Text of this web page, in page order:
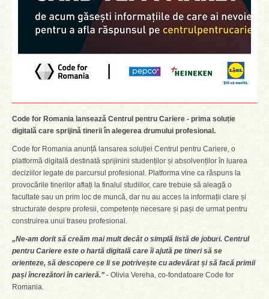
Code for Romania lansează Centrul pentru Cariere - prima soluție
digitală care sprijină tinerii în alegerea drumului profesional.
Code for Romania anunță lansarea soluției Centrul pentru Cariere, o
platformă digitală destinată sprijinirii studenților și absolvenților în luarea
deciziilor legate de parcursul profesional. Platforma vine ca răspuns la
provocările tinerilor aflați la finalul studiilor, care trebuie să aleagă o
facultate sau un prim loc de muncă, dar nu au acces la informații clare și
structurate despre profesii, competențe necesare și pași de urmat pentru
construirea unui traseu profesional.
„Ne-am dorit să creăm mai mult decât o simplă listă de joburi. Centrul
pentru Cariere este o hartă digitală care îi ajută pe tineri să se
orienteze, să descopere ce li se potrivește cu adevărat și să facă primii
pași încrezători în carieră.” - Olivia Vereha, co-fondatoare Code for
Romania.